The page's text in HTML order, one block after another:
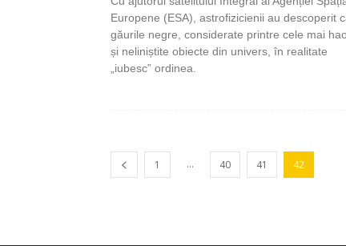
Europene (ESA), astrofizicienii au descoperit
găurile negre, considerate printre cele mai
și neliniștite obiecte din univers, în realitate
„iubesc” ordinea.
1 ... 40 41 42